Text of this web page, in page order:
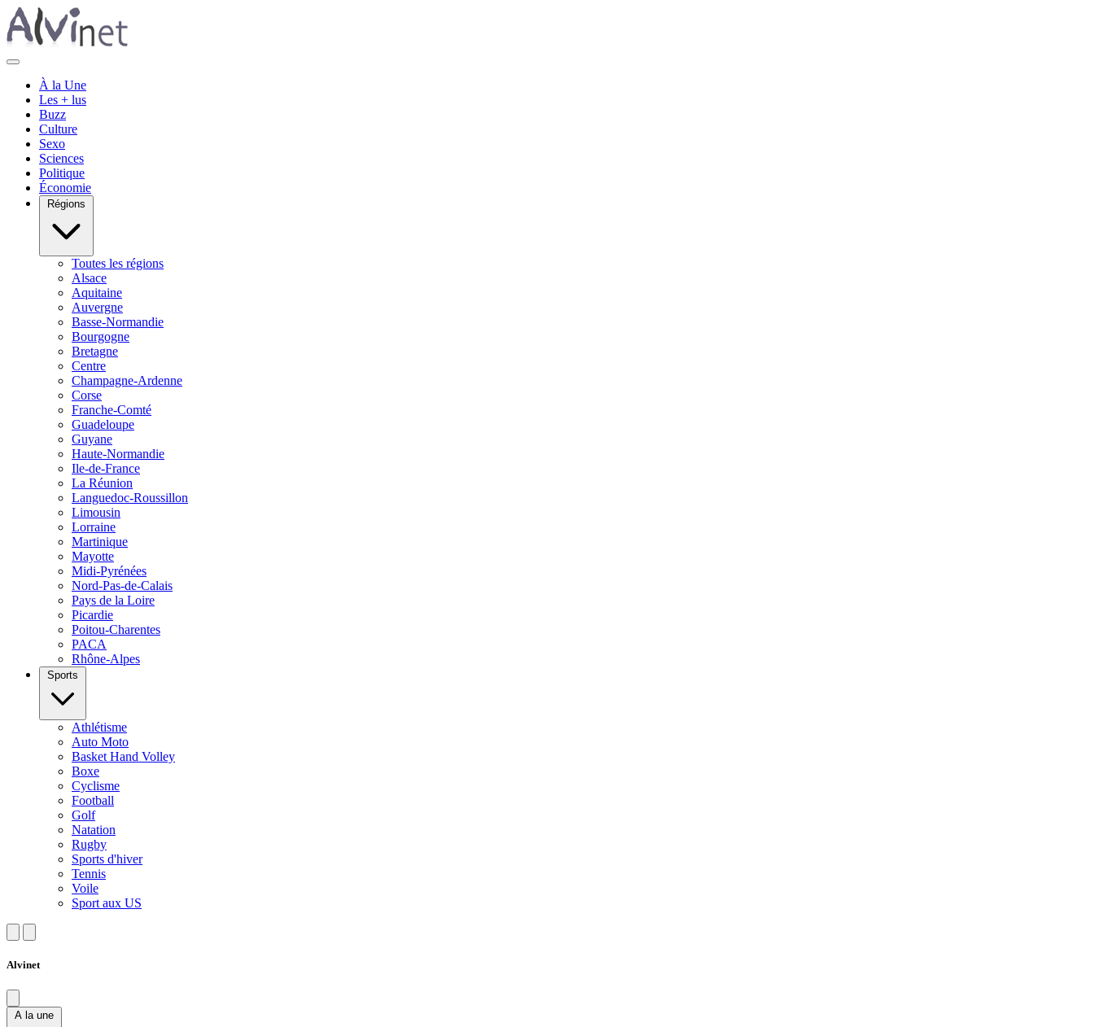
À la Une
Les + lus
Buzz
Culture
Sexo
Sciences
Politique
Économie
Régions
Toutes les régions
Alsace
Aquitaine
Auvergne
Basse-Normandie
Bourgogne
Bretagne
Centre
Champagne-Ardenne
Corse
Franche-Comté
Guadeloupe
Guyane
Haute-Normandie
Ile-de-France
La Réunion
Languedoc-Roussillon
Limousin
Lorraine
Martinique
Mayotte
Midi-Pyrénées
Nord-Pas-de-Calais
Pays de la Loire
Picardie
Poitou-Charentes
PACA
Rhône-Alpes
Sports
Athlétisme
Auto Moto
Basket Hand Volley
Boxe
Cyclisme
Football
Golf
Natation
Rugby
Sports d'hiver
Tennis
Voile
Sport aux US
Alvinet
A la une